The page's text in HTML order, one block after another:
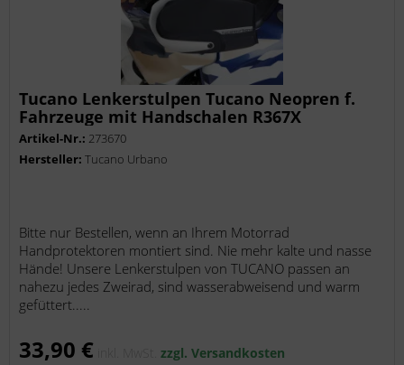
Tucano Lenkerstulpen Tucano Neopren f.
Fahrzeuge mit Handschalen R367X
Artikel-Nr.: 273670
Hersteller:Tucano Urbano
Bitte nur Bestellen, wenn an Ihrem Motorrad
Handprotektoren montiert sind. Nie mehr kalte und nasse
Hände! Unsere Lenkerstulpen von TUCANO passen an
nahezu jedes Zweirad, sind wasserabweisend und warm
gefüttert.....
33,90 € inkl. MwSt.zzgl. Versandkosten